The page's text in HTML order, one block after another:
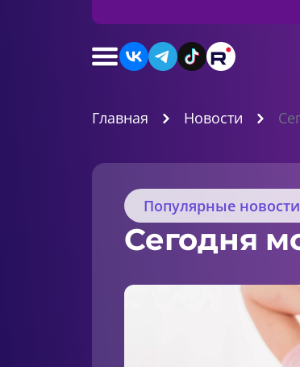
Главная Новости
Популярные новости
Сегодня